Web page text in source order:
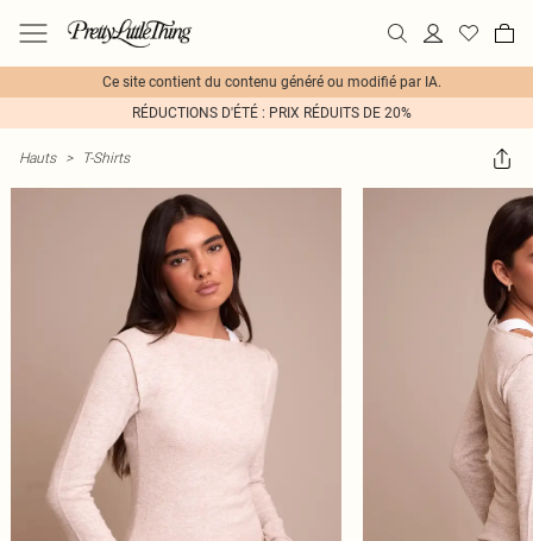
Ce site contient du contenu généré ou modifié par IA.
RÉDUCTIONS D'ÉTÉ : PRIX RÉDUITS DE 20%
Hauts > T-Shirts